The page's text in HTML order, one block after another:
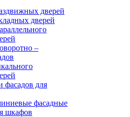
дверей
дверей
–
фасадов для
фасадные
шкафов